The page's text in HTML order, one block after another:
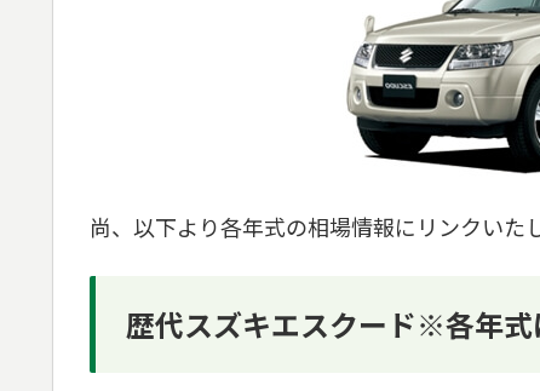
尚、以下より各年式の相場情報にリンクいた
歴代スズキエスクード※各年式